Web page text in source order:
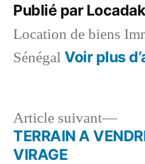
Publié par
Location de biens
Sénégal Voir plus
Navigation
Article suivant
TERRAIN A
VIRAGE